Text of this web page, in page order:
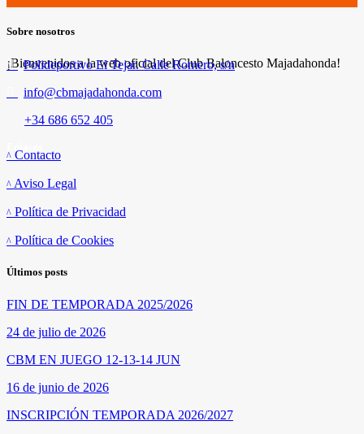
Sobre nosotros
¡Bienvenidos a la web oficial del Club Baloncesto Majadahonda!
Polideportivo El Tejar. Calle Romero, s/n
info@cbmajadahonda.com
+34 686 652 405
Contacto
Aviso Legal
Política de Privacidad
Política de Cookies
Últimos posts
FIN DE TEMPORADA 2025/2026
24 de julio de 2026
CBM EN JUEGO 12-13-14 JUN
16 de junio de 2026
INSCRIPCIÓN TEMPORADA 2026/2027